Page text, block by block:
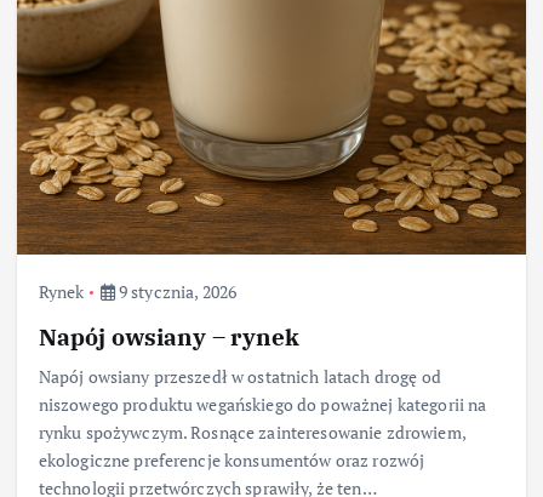
Rynek 9 stycznia, 2026
Napój owsiany – rynek
Napój owsiany przeszedł w ostatnich latach drogę od
niszowego produktu wegańskiego do poważnej kategorii na
rynku spożywczym. Rosnące zainteresowanie zdrowiem,
ekologiczne preferencje konsumentów oraz rozwój
technologii przetwórczych sprawiły, że ten…